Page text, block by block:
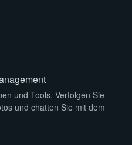
und Tools. Verfolgen Sie
und chatten Sie mit dem